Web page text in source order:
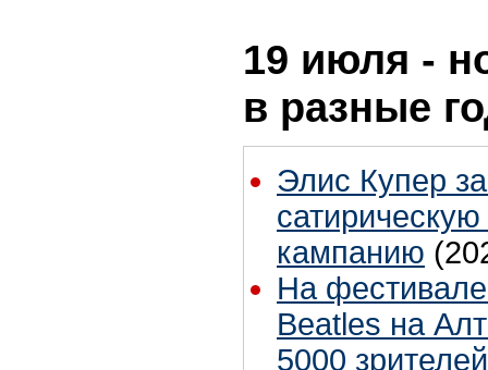
19 июля -
в разные
Элис Купер
кампанию
На
Beatles на
5000 зрителей